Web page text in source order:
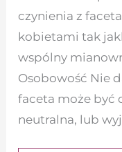
czynienia z
kobietami tak
wspólny
Osobowość Nie
faceta może być
neutralna, lub